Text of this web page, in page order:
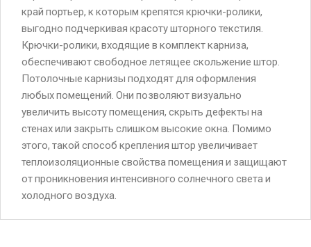
край портьер, к которым крепятся крючки-ролики,
выгодно подчеркивая красоту шторного текстиля.
Крючки-ролики, входящие в комплект карниза,
обеспечивают свободное летящее скольжение штор.
Потолочные карнизы подходят для оформления
любых помещений. Они позволяют визуально
увеличить высоту помещения, скрыть дефекты на
стенах или закрыть слишком высокие окна. Помимо
этого, такой способ крепления штор увеличивает
теплоизоляционные свойства помещения и защищают
от проникновения интенсивного солнечного света и
холодного воздуха.